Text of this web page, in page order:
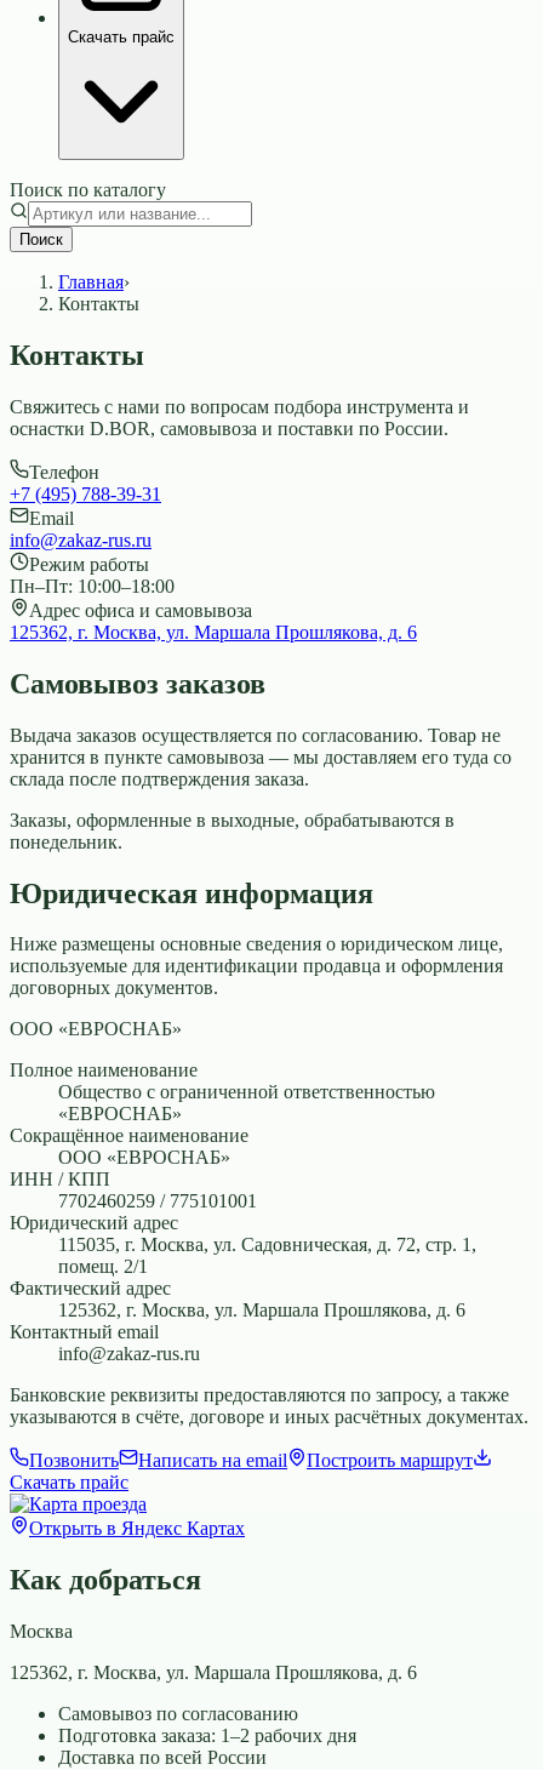
Скачать прайс
Поиск по каталогу
Поиск
Главная›
Контакты
Контакты
Свяжитесь с нами по вопросам подбора инструмента и
оснастки D.BOR, самовывоза и поставки по России.
Телефон
+7 (495) 788-39-31
Email
info@zakaz-rus.ru
Режим работы
Пн–Пт: 10:00–18:00
Адрес офиса и самовывоза
125362, г. Москва, ул. Маршала Прошлякова, д. 6
Самовывоз заказов
Выдача заказов осуществляется по согласованию. Товар не
хранится в пункте самовывоза — мы доставляем его туда со
склада после подтверждения заказа.
Заказы, оформленные в выходные, обрабатываются в
понедельник.
Юридическая информация
Ниже размещены основные сведения о юридическом лице,
используемые для идентификации продавца и оформления
договорных документов.
ООО «ЕВРОСНАБ»
Полное наименование
Общество с ограниченной ответственностью
«ЕВРОСНАБ»
Сокращённое наименование
ООО «ЕВРОСНАБ»
ИНН / КПП
7702460259 / 775101001
Юридический адрес
115035, г. Москва, ул. Садовническая, д. 72, стр. 1,
помещ. 2/1
Фактический адрес
125362, г. Москва, ул. Маршала Прошлякова, д. 6
Контактный email
info@zakaz-rus.ru
Банковские реквизиты предоставляются по запросу, а также
указываются в счёте, договоре и иных расчётных документах.
Позвонить Написать на email
Построить маршрут
Скачать прайс
Открыть в Яндекс Картах
Как добраться
Москва
125362, г. Москва, ул. Маршала Прошлякова, д. 6
Самовывоз по согласованию
Подготовка заказа: 1–2 рабочих дня
Доставка по всей России